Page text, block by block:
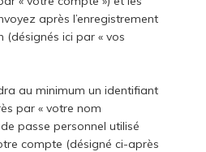
après l’enregistrement
(désignés ici par « vos
au minimum un identifiant
par « votre nom
passe personnel utilisé
compte (désigné ci-après